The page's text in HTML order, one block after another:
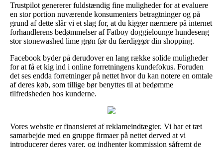
Trustpilot genererer fuldstændig fine muligheder for at evaluere
en stor portion nuværende konsumenters betragtninger og på
grund af dette slår vi et slag for, at du kigger nærmere på internet
forhandlerens bedømmelser af Fatboy doggielounge hundeseng
stor stonewashed lime grøn før du færdiggør din shopping.
Facebook byder på derudover en lang række solide muligheder
for at få et kig ind i online forretningens kundefokus. Foruden
det ses endda forretninger på nettet hvor du kan notere en omtale
af deres køb, som tillige bør benyttes til at bedømme
tilfredsheden hos kunderne.
Vores website er finansieret af reklameindtægter. Vi har et tæt
samarbejde med en gruppe firmaer på nettet derved at vi
introducerer deres varer, og indhenter kommission såfremt de